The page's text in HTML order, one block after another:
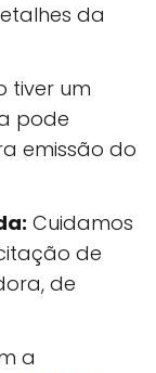
da
tiver um
pode
emissão do
Cuidamos
de
de
a